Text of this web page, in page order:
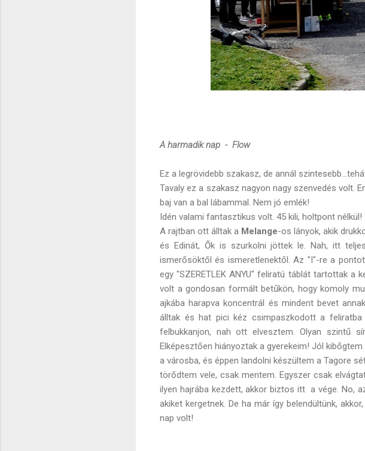
A harmadik nap - Flow
Ez a legrövidebb szakasz, de annál
Tavaly ez a szakasz nagyon nagy szenvedés volt.
baj van a bal lábammal. Nem jó emlék!
Idén valami fantasztikus volt. 45 kili, holtpont nélkül!
A rajtban ott álltak a Melange-os lányok, akik
és Edinát, Ők is szurkolni jöttek le. Nah, itt
ismerősöktől és ismeretlenektől. Az "I"-re a
egy "SZERETLEK ANYU" feliratú táblát tartottak a
volt a gondosan formált betűkön, hogy komoly
ajkába harapva koncentrál és mindent bevet
álltak és hat pici kéz csimpaszkodott a
felbukkanjon, nah ott elvesztem. Olyan szintű
Elképesztően hiányoztak a gyerekeim! Jól
a városba, és éppen landolni készültem a Tagore
törődtem vele, csak mentem. Egyszer csak
ilyen hajrába kezdett, akkor biztos itt a vége. No,
akiket kergetnek. De ha már így belendültünk,
nap volt!